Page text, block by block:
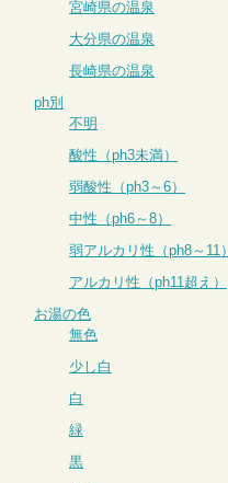
宮崎県の温泉
大分県の温泉
長崎県の温泉
ph別
不明
酸性（ph3未満）
弱酸性（ph3～6）
中性（ph6～8）
弱アルカリ性（ph8～11）
アルカリ性（ph11超え）
お湯の色
無色
少し白
白
緑
黒